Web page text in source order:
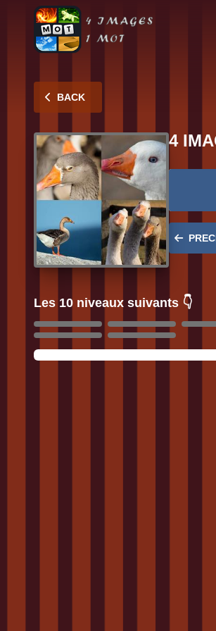
BACK
4
Les 10 niveaux suivants 👇
1076
1077